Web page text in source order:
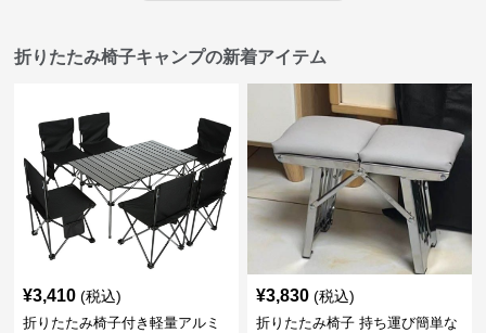
折りたたみ椅子キャンプの新着アイテム
¥3,410 (税込)
折りたたみ椅子付き軽量アルミ
¥3,830 (税込)
折りたたみ椅子 持ち運び簡単な